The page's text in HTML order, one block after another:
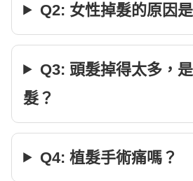
Q2: 女性掉髮的原因
Q3: 頭髮掉得太多，
髮？
Q4: 植髮手術痛嗎？